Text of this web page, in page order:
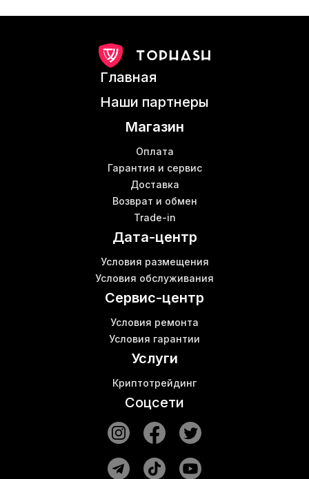
Запчасти для майнинга
Оборудование для майнинга ibelink
Аппаратные криптокошельки
Whatsminer m20s доходность
Главная
Наши партнеры
Магазин
Оплата
Гарантия и сервис
Доставка
Возврат и обмен
Trade-in
Дата-центр
Условия размещения
Условия обслуживания
Сервис-центр
Условия ремонта
Условия гарантии
Услуги
Криптотрейдинг
Соцсети